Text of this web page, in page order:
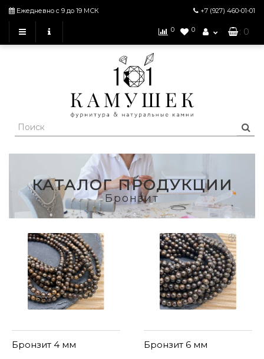
Ежедневно с 9 до 19 МСК +7 (927) 460-01-01
0 0 : 0
КАТАЛОГ ПРОДУКЦИИ
Бронзит
Бронзит 4 мм Бронзит 6 мм